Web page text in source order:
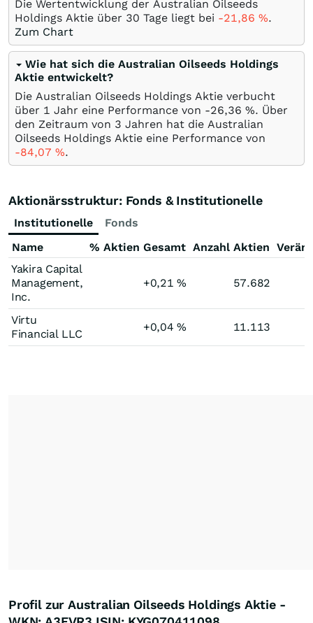
Die Wertentwicklung der Australian Oilseeds
Holdings Aktie über 30 Tage liegt bei -21,86 %.
Zum Chart
Wie hat sich die Australian Oilseeds Holdings
Aktie entwickelt?
Die Australian Oilseeds Holdings Aktie verbucht
über 1 Jahr eine Performance von -26,36 %. Über
den Zeitraum von 3 Jahren hat die Australian
Oilseeds Holdings Aktie eine Performance von
-84,07 %.
Aktionärsstruktur: Fonds & Institutionelle
Institutionelle
Fonds
Name
% Aktien Gesamt Anzahl Aktien
Yakira Capital
Management,
Inc.
+0,21% 57.682
Virtu
Financial LLC
+0,04% 11.113
Profil zur Australian Oilseeds Holdings Aktie -